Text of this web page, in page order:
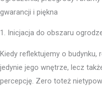
gwarancji i piękna
1. Inicjacja do obszaru
Kiedy reflektujemy o budynku,
jedynie jego wnętrze, lecz
percepcję. Zero toteż